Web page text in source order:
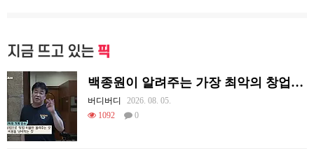
지금 뜨고 있는 픽
백종원이 알려주는 가장 최악의 창업과정 .JPG
버디버디
2026. 08. 05.
1092
0